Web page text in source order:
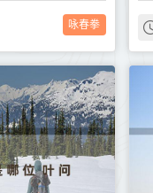
咏春拳